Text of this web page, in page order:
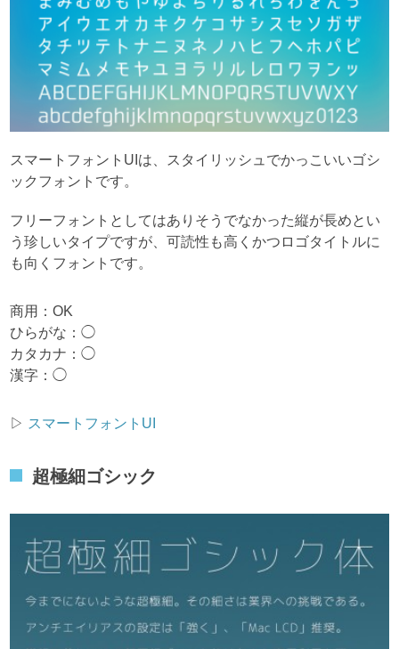
スマートフォントUIは、スタイリッシュでかっこいいゴシ
ックフォントです。
フリーフォントとしてはありそうでなかった縦が長めとい
う珍しいタイプですが、可読性も高くかつロゴタイトルに
も向くフォントです。
商用：OK
ひらがな：◯
カタカナ：◯
漢字：◯
▷ スマートフォントUI
超極細ゴシック